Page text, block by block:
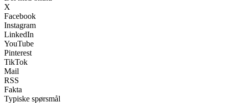
X
Facebook
Instagram
LinkedIn
YouTube
Pinterest
TikTok
Mail
RSS
Fakta
Typiske spørsmål